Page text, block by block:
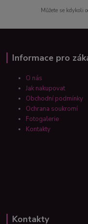
Můžete se
Informace pro
O nás
Jak nakupovat
Obchodní podmínky
Ochrana soukromí
Fotogalerie
Kontakty
Kontakty